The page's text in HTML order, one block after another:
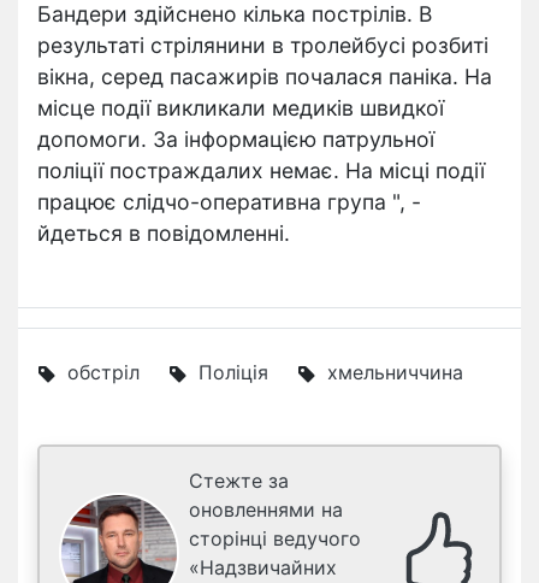
Бандери здійснено кілька пострілів. В
результаті стрілянини в тролейбусі розбиті
вікна, серед пасажирів почалася паніка. На
місце події викликали медиків швидкої
допомоги. За інформацією патрульної
поліції постраждалих немає. На місці події
працює слідчо-оперативна група ", -
йдеться в повідомленні.
обстріл Поліція хмельниччина
Стежте за
оновленнями на
сторінці ведучого
«Надзвичайних